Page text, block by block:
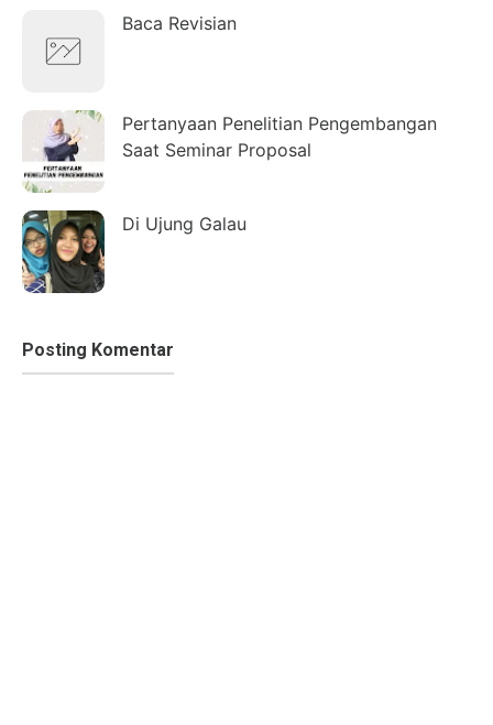
Baca Revisian
Pertanyaan Penelitian Pengembangan
Saat Seminar Proposal
Di Ujung Galau
Posting Komentar